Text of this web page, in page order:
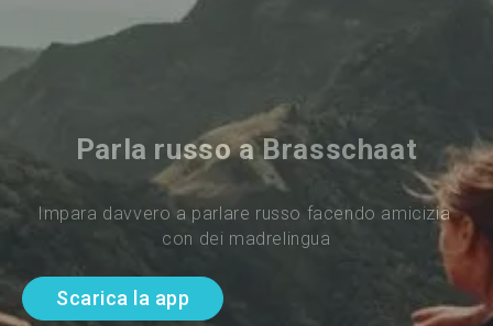
Parla russo a Brasschaat
Impara davvero a parlare russo facendo amicizia
con dei madrelingua
Scarica la app